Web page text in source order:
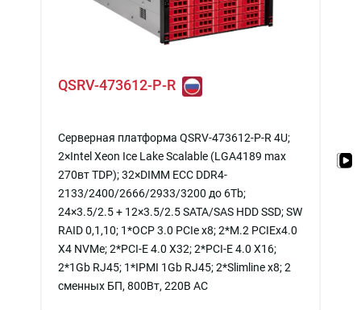
QSRV-473612-P-R
Серверная платформа QSRV-473612-P-R 4U;
2×Intel Xeon Ice Lake Scalable (LGA4189 max
270вт TDP); 32×DIMM ECC DDR4-
2133/2400/2666/2933/3200 до 6Tb;
24×3.5/2.5 + 12×3.5/2.5 SATA/SAS HDD SSD; SW
RAID 0,1,10; 1*OCP 3.0 PCIe x8; 2*M.2 PCIEx4.0
X4 NVMe; 2*PCI-E 4.0 X32; 2*PCI-E 4.0 X16;
2*1Gb RJ45; 1*IPMI 1Gb RJ45; 2*Slimline x8; 2
сменных БП, 800Вт, 220В АС